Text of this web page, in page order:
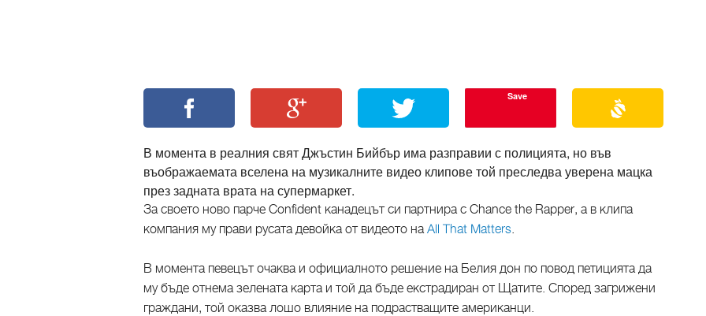
Save
В момента в реалния свят Джъстин Бийбър има разправии с полицията, но във
въображаемата вселена на музикалните видео клипове той преследва уверена мацка
през задната врата на супермаркет.
За своето ново парче Confident канадецът си партнира с Chance the Rapper, а в клипа
компания му прави русата девойка от видеото наAll That Matters.
В момента певецът очаква и официалното решение на Белия дон по повод петицията да
му бъде отнема зелената карта и той да бъде екстрадиран от Щатите. Според загрижени
граждани, той оказва лошо влияние на подрастващите американци.